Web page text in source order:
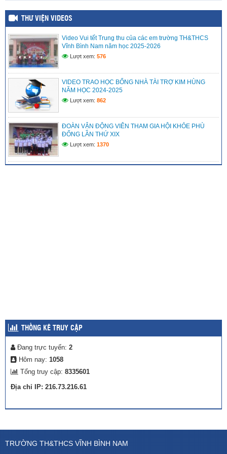
888/TB-UBND(31/08/2022)
2397/QĐ-UBND (26/08/2022)
31/2022/NQ-HĐND
THƯ VIỆN VIDEOS
Video Vui tết Trung thu của các em trường TH&THCS
Vĩnh Bình Nam năm học 2025-2026
Lượt xem: 576
VIDEO TRAO HỌC BỔNG NHÀ TÀI TRỢ KIM HÙNG
NĂM HỌC 2024-2025
Lượt xem: 862
ĐOÀN VẬN ĐỘNG VIÊN THAM GIA HỘI KHỎE PHÙ
ĐỔNG LẦN THỨ XIX
Lượt xem: 1370
THỐNG KÊ TRUY CẬP
Đang trực tuyến: 2
Hôm nay: 1058
Tổng truy cập: 8335601
Địa chỉ IP: 216.73.216.61
TRƯỜNG TH&THCS VĨNH BÌNH NAM